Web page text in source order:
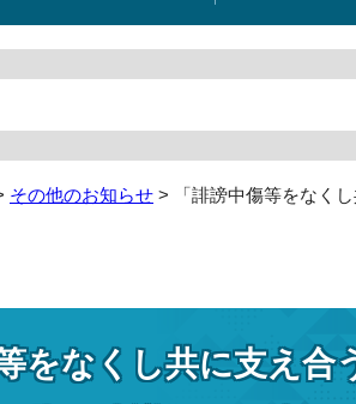
その他のお知らせ > 「誹謗中傷等をなく
等をなくし共に支え